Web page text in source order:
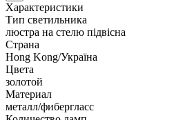
Характеристики
Тип светильника
люстра на стелю підвісна
Страна
Hong Kong/Україна
Цвета
золотой
Материал
металл/фибергласс